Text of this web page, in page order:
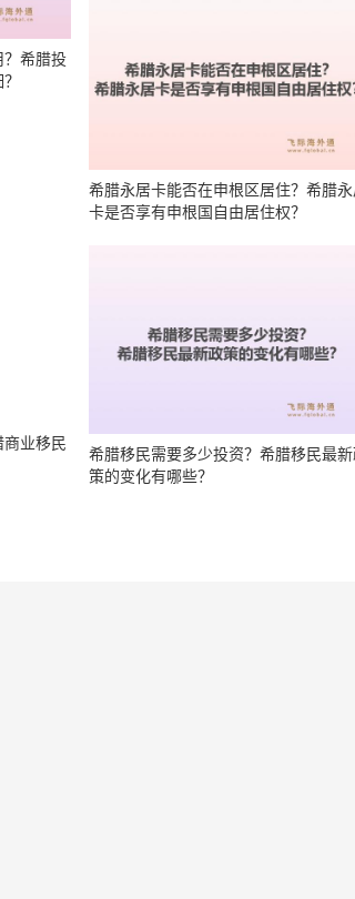
？希腊投
希腊买房移民现在需要多少钱？希腊
移民新政策有哪些变化？
希腊商业移民有哪些优势？希腊商业
的好处是什么？